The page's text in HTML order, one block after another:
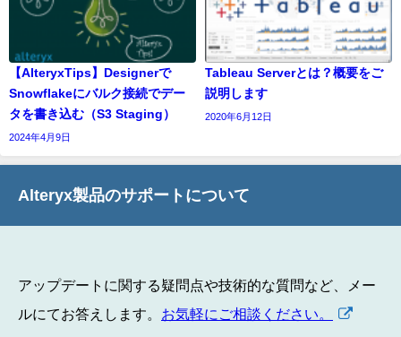
【AlteryxTips】Designerで
Snowflakeにバルク接続でデー
タを書き込む（S3 Staging）
2024年4月9日
Tableau Serverとは？概要をご
説明します
2020年6月12日
Alteryx製品のサポートについて
アップデートに関する疑問点や技術的な質問など、メー
ルにてお答えします。
お気軽にご相談ください。